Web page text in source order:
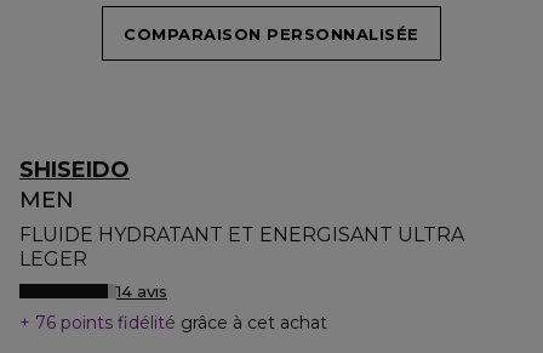
COMPARAISON PERSONNALISÉE
SHISEIDO
MEN
FLUIDE HYDRATANT ET ENERGISANT ULTRA
LEGER
14 avis
76 points fidélité grâce à cet achat